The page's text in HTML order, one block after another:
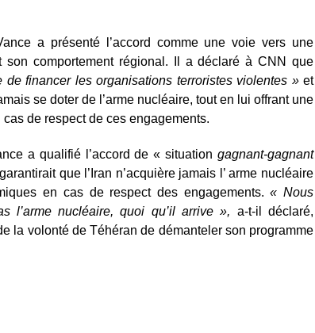
a présenté l’accord comme une voie vers une
son comportement régional. Il a déclaré à CNN que
de financer les organisations terroristes violentes »et
se doter de l’arme nucléaire, tout en lui offrant une
de respect de ces engagements.
a qualifié l’accord de « situation gagnant-gagnant
que l’Iran n’acquière jamais l’ arme nucléaire
en cas de respect des engagements.« Nous
l’arme nucléaire, quoi qu’il arrive », a-t-il déclaré,
la volonté de Téhéran de démanteler son programme